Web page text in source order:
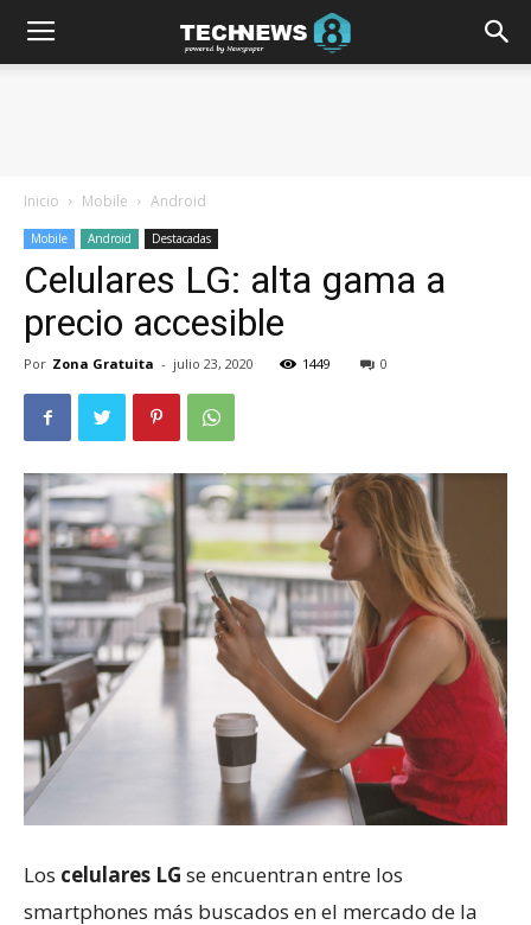
Inicio Mobile Android
Mobile Android Destacadas
Celulares LG: alta gama a
precio accesible
Por Zona Gratuita - julio 23, 2020 1449 0
Los celulares LG se encuentran entre los
smartphones más buscados en el mercado de la